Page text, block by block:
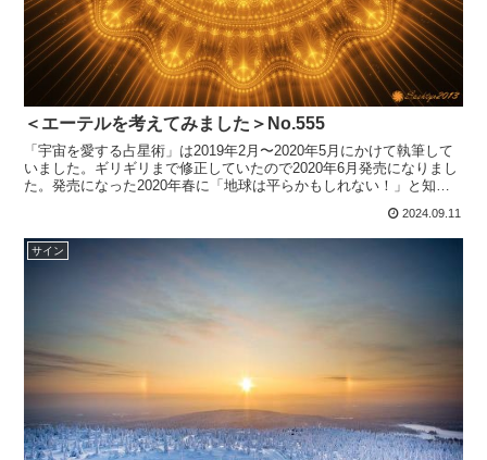
＜エーテルを考えてみました＞No.555
「宇宙を愛する占星術」は2019年2月〜2020年5月にかけて執筆して
いました。ギリギリまで修正していたので2020年6月発売になりまし
た。発売になった2020年春に「地球は平らかもしれない！」と知っ
2024.09.11
サイン